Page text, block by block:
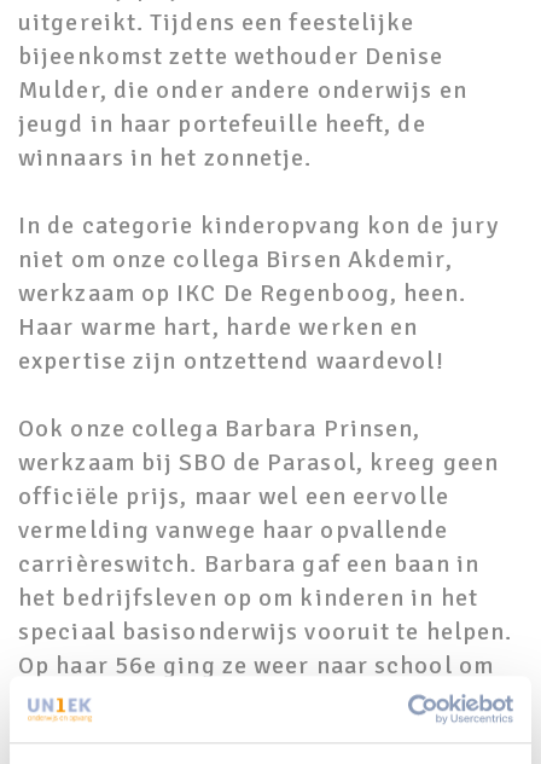
uitgereikt. Tijdens een feestelijke
bijeenkomst zette wethouder Denise
Mulder, die onder andere onderwijs en
jeugd in haar portefeuille heeft, de
winnaars in het zonnetje.
In de categorie kinderopvang kon de jury
niet om onze collega Birsen Akdemir,
werkzaam op IKC De Regenboog, heen.
Haar warme hart, harde werken en
expertise zijn ontzettend waardevol!
Ook onze collega Barbara Prinsen,
werkzaam bij SBO de Parasol, kreeg geen
officiële prijs, maar wel een eervolle
vermelding vanwege haar opvallende
carrièreswitch. Barbara gaf een baan in
het bedrijfsleven op om kinderen in het
speciaal basisonderwijs vooruit te helpen.
Op haar 56e ging ze weer naar school om
de verkorte PABO-opleiding te volgen, met
succes!